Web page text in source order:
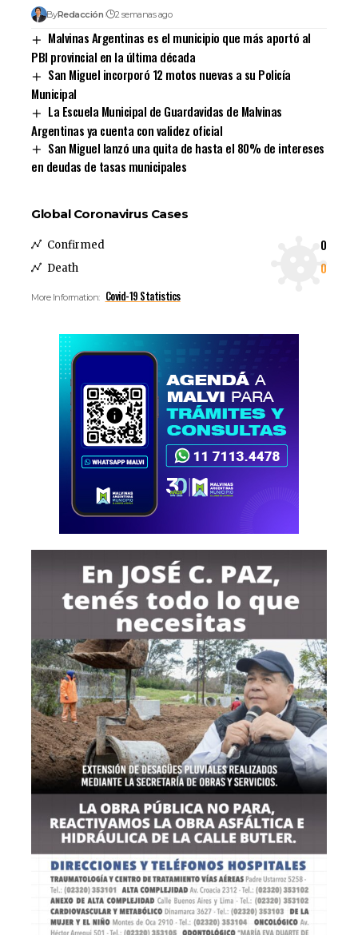
ByRedacción 2 semanas ago
Malvinas Argentinas es el municipio que más aportó al
PBI provincial en la última década
San Miguel incorporó 12 motos nuevas a su Policía
Municipal
La Escuela Municipal de Guardavidas de Malvinas
Argentinas ya cuenta con validez oficial
San Miguel lanzó una quita de hasta el 80% de intereses
en deudas de tasas municipales
Global Coronavirus Cases
Confirmed 0
Death 0
More Information: Covid-19 Statistics